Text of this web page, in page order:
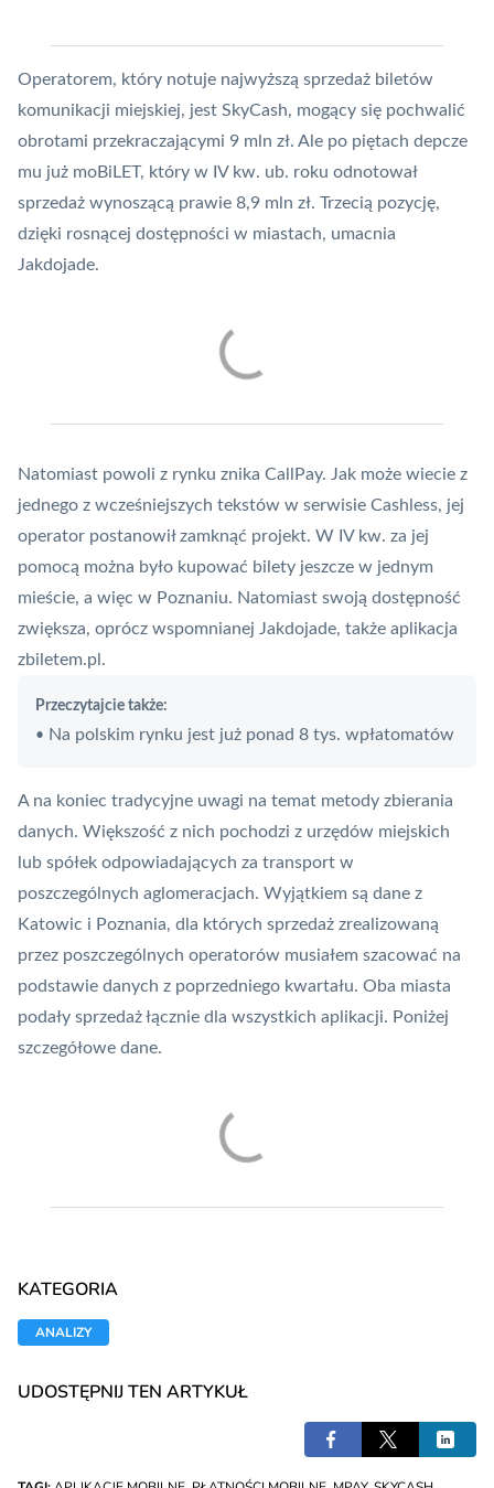
Operatorem, który notuje najwyższą sprzedaż biletów
komunikacji miejskiej, jest SkyCash, mogący się pochwalić
obrotami przekraczającymi 9 mln zł. Ale po piętach depcze
mu już moBiLET, który w IV kw. ub. roku odnotował
sprzedaż wynoszącą prawie 8,9 mln zł. Trzecią pozycję,
dzięki rosnącej dostępności w miastach, umacnia
Jakdojade.
Natomiast powoli z rynku znika CallPay. Jak może wiecie z
jednego z wcześniejszych tekstów w serwisie Cashless, jej
operator postanowił zamknąć projekt. W IV kw. za jej
pomocą można było kupować bilety jeszcze w jednym
mieście, a więc w Poznaniu. Natomiast swoją dostępność
zwiększa, oprócz wspomnianej Jakdojade, także aplikacja
zbiletem.pl.
Przeczytajcie także:
• Na polskim rynku jest już ponad 8 tys. wpłatomatów
A na koniec tradycyjne uwagi na temat metody zbierania
danych. Większość z nich pochodzi z urzędów miejskich
lub spółek odpowiadających za transport w
poszczególnych aglomeracjach. Wyjątkiem są dane z
Katowic i Poznania, dla których sprzedaż zrealizowaną
przez poszczególnych operatorów musiałem szacować na
podstawie danych z poprzedniego kwartału. Oba miasta
podały sprzedaż łącznie dla wszystkich aplikacji. Poniżej
szczegółowe dane.
KATEGORIA
ANALIZY
UDOSTĘPNIJ TEN ARTYKUŁ